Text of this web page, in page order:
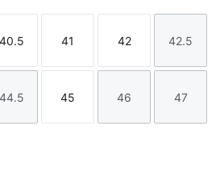
Taglia
40.5
Taglia
41
Taglia
42
Taglia
42.5
Taglia
44.5
Taglia
45
Taglia
46
Taglia
47